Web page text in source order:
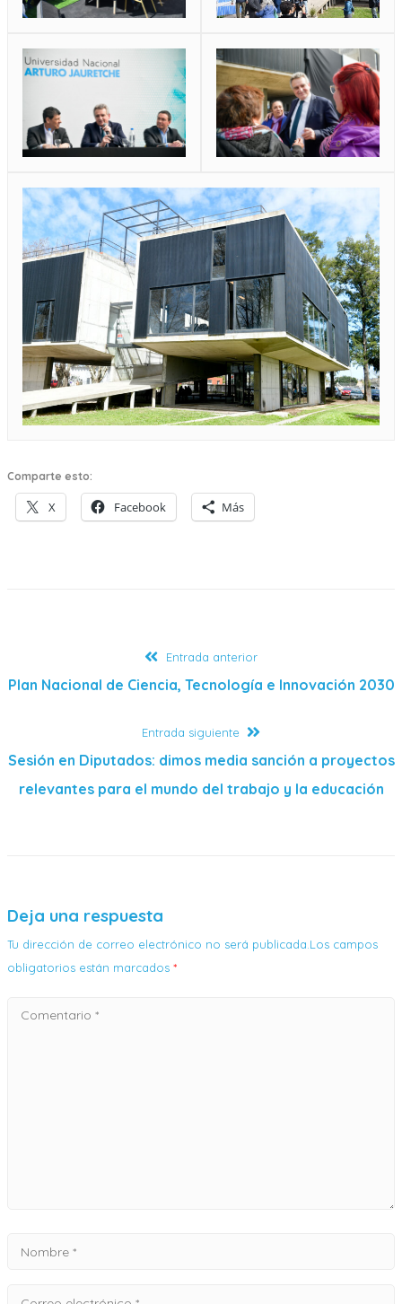
Comparte esto:
X Facebook Más
Entrada anterior
Plan Nacional de Ciencia, Tecnología e Innovación 2030
Entrada siguiente
Sesión en Diputados: dimos media sanción a proyectos
relevantes para el mundo del trabajo y la educación
Deja una respuesta
Tu dirección de correo electrónico no será publicada.Los campos
obligatorios están marcados *